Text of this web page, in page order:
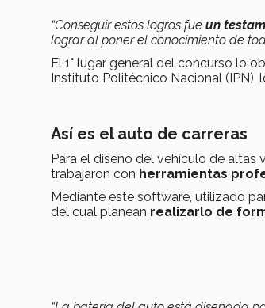
“Conseguir estos logros fue un
lograr al poner el conocimiento de
El 1° lugar general del concurso lo
Instituto Politécnico Nacional (IPN),
Así es el auto de carreras
Para el diseño del vehículo de altas
trabajaron con herramientas
Mediante este software, utilizado
del cual planean realizarlo de